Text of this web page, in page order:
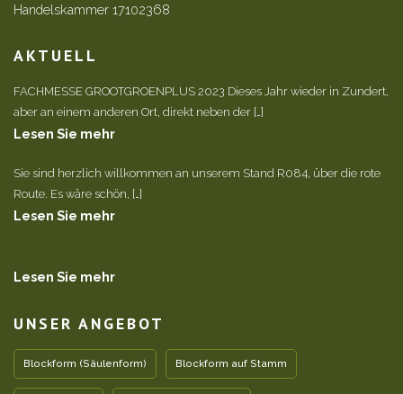
Handelskammer 17102368
AKTUELL
FACHMESSE GROOTGROENPLUS 2023 Dieses Jahr wieder in Zundert,
aber an einem anderen Ort, direkt neben der […]
Lesen Sie mehr
Sie sind herzlich willkommen an unserem Stand R084, über die rote
Route. Es wäre schön, […]
Lesen Sie mehr
Lesen Sie mehr
UNSER ANGEBOT
Blockform (Säulenform) Blockform auf Stamm